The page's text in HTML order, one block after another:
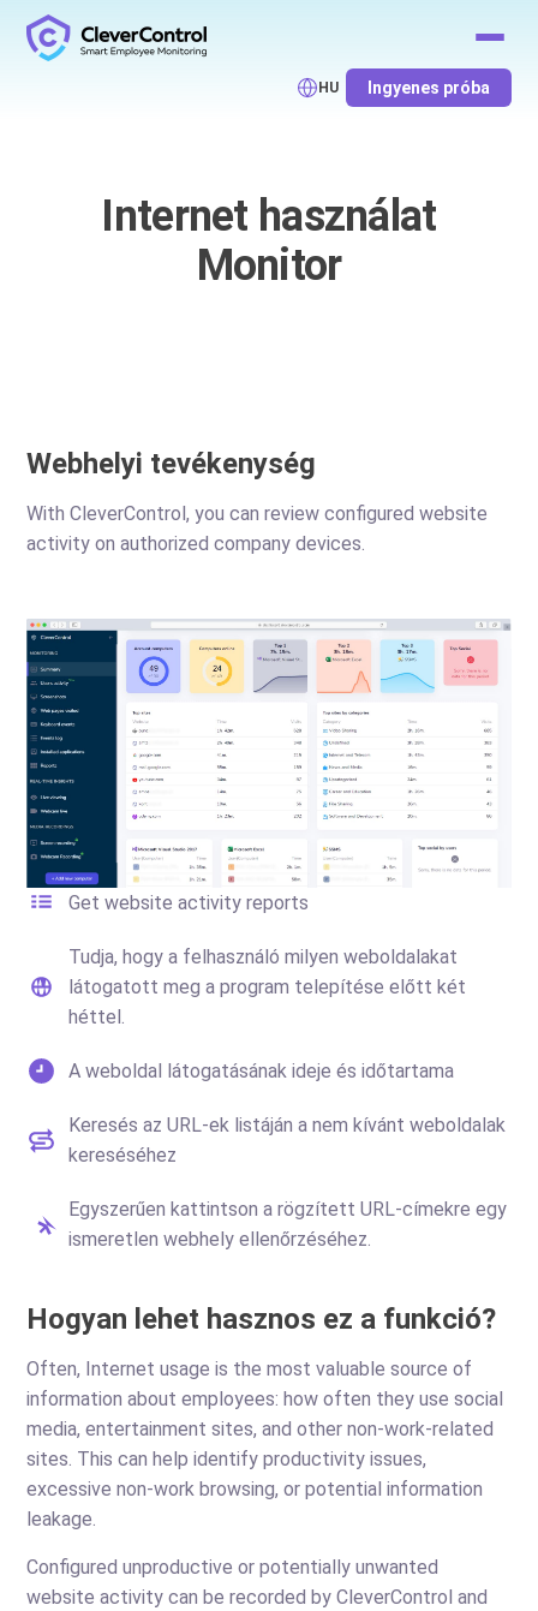
HU Ingyenes próba
Internet használat
Monitor
Webhelyi tevékenység
With CleverControl, you can review configured website
activity on authorized company devices.
Get website activity reports
Tudja, hogy a felhasználó milyen weboldalakat
látogatott meg a program telepítése előtt két
héttel.
A weboldal látogatásának ideje és időtartama
Keresés az URL-ek listáján a nem kívánt weboldalak
kereséséhez
Egyszerűen kattintson a rögzített URL-címekre egy
ismeretlen webhely ellenőrzéséhez.
Hogyan lehet hasznos ez a funkció?
Often, Internet usage is the most valuable source of
information about employees: how often they use social
media, entertainment sites, and other non-work-related
sites. This can help identify productivity issues,
excessive non-work browsing, or potential information
leakage.
Configured unproductive or potentially unwanted
website activity can be recorded by CleverControl and